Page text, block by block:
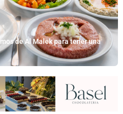
de Al Malek para tener una